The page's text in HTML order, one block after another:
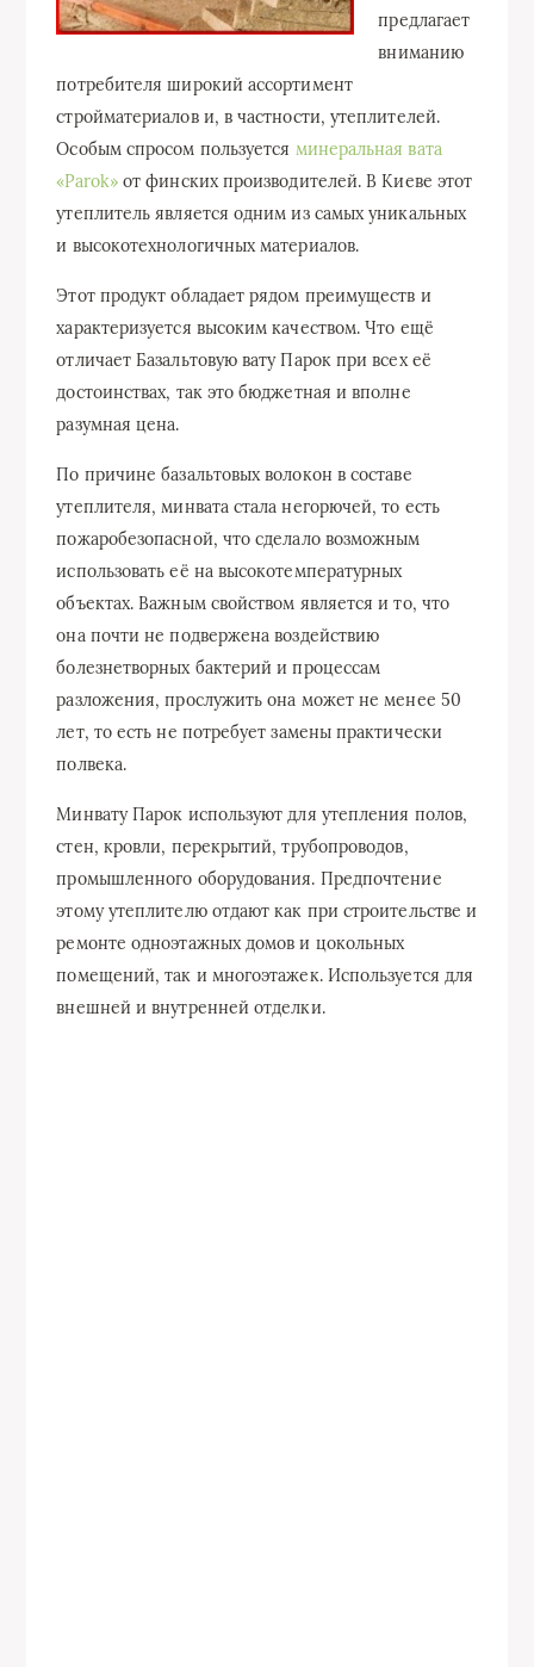
предлагает
вниманию
потребителя широкий ассортимент
стройматериалов и, в частности, утеплителей.
Особым спросом пользуется минеральная вата
«Parok»от финских производителей. В Киеве этот
утеплитель является одним из самых уникальных
и высокотехнологичных материалов.
Этот продукт обладает рядом преимуществ и
характеризуется высоким качеством. Что ещё
отличает Базальтовую вату Парок при всех её
достоинствах, так это бюджетная и вполне
разумная цена.
По причине базальтовых волокон в составе
утеплителя, минвата стала негорючей, то есть
пожаробезопасной, что сделало возможным
использовать её на высокотемпературных
объектах. Важным свойством является и то, что
она почти не подвержена воздействию
болезнетворных бактерий и процессам
разложения, прослужить она может не менее 50
лет, то есть не потребует замены практически
полвека.
Минвату Парок используют для утепления полов,
стен, кровли, перекрытий, трубопроводов,
промышленного оборудования. Предпочтение
этому утеплителю отдают как при строительстве и
ремонте одноэтажных домов и цокольных
помещений, так и многоэтажек. Используется для
внешней и внутренней отделки.